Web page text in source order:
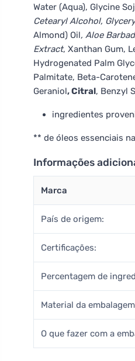
Water (Aqua), Glycine
Cetearyl Alcohol,
Almond) Oil, Aloe
Extract, Xanthan Gum,
Hydrogenated Palm
Palmitate, Beta-
Geraniol, Citral, Benzyl
ingredientes
** de óleos essenciais
Informações
Marca
País de origem:
Certificações:
Percentagem de
Material da
O que fazer com a